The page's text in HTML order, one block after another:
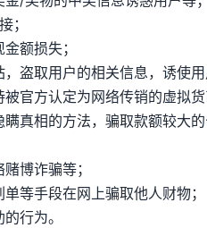
；
额损失；
盗取用户的相关信息，诱使用
官方认定为网络传销的虚拟货
真相的方法，骗取款额较大的
博诈骗等；
等手段在网上骗取他人财物；
行为。